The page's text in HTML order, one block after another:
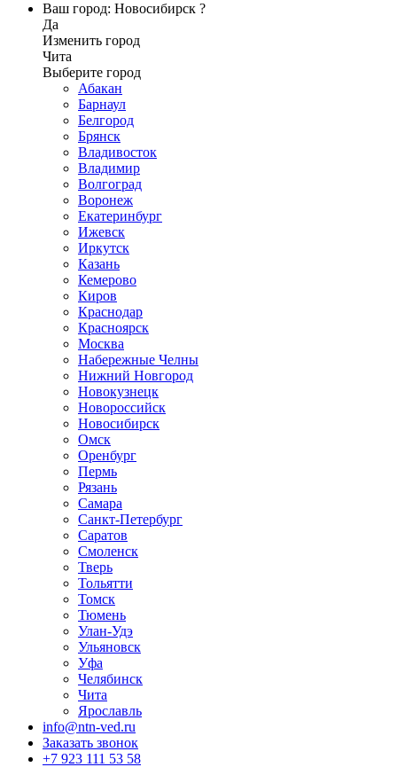
Ваш город: Новосибирск ?
Да
Изменить город
Чита
Выберите город
Абакан
Барнаул
Белгород
Брянск
Владивосток
Владимир
Волгоград
Воронеж
Екатеринбург
Ижевск
Иркутск
Казань
Кемерово
Киров
Краснодар
Красноярск
Москва
Набережные Челны
Нижний Новгород
Новокузнецк
Новороссийск
Новосибирск
Омск
Оренбург
Пермь
Рязань
Самара
Санкт-Петербург
Саратов
Смоленск
Тверь
Тольятти
Томск
Тюмень
Улан-Удэ
Ульяновск
Уфа
Челябинск
Чита
Ярославль
info@ntn-ved.ru
Заказать звонок
+7 923 111 53 58